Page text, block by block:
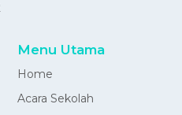
Menu Utama
Home
Acara Sekolah